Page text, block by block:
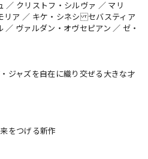
／ クリストフ・シルヴァ ／ マリ
リア ／ キケ・シネシ セバスティア
／ ヴァルダン・オヴセピアン ／ ゼ・
ジャズを自在に織り交ぜる大きな才
をつげる新作